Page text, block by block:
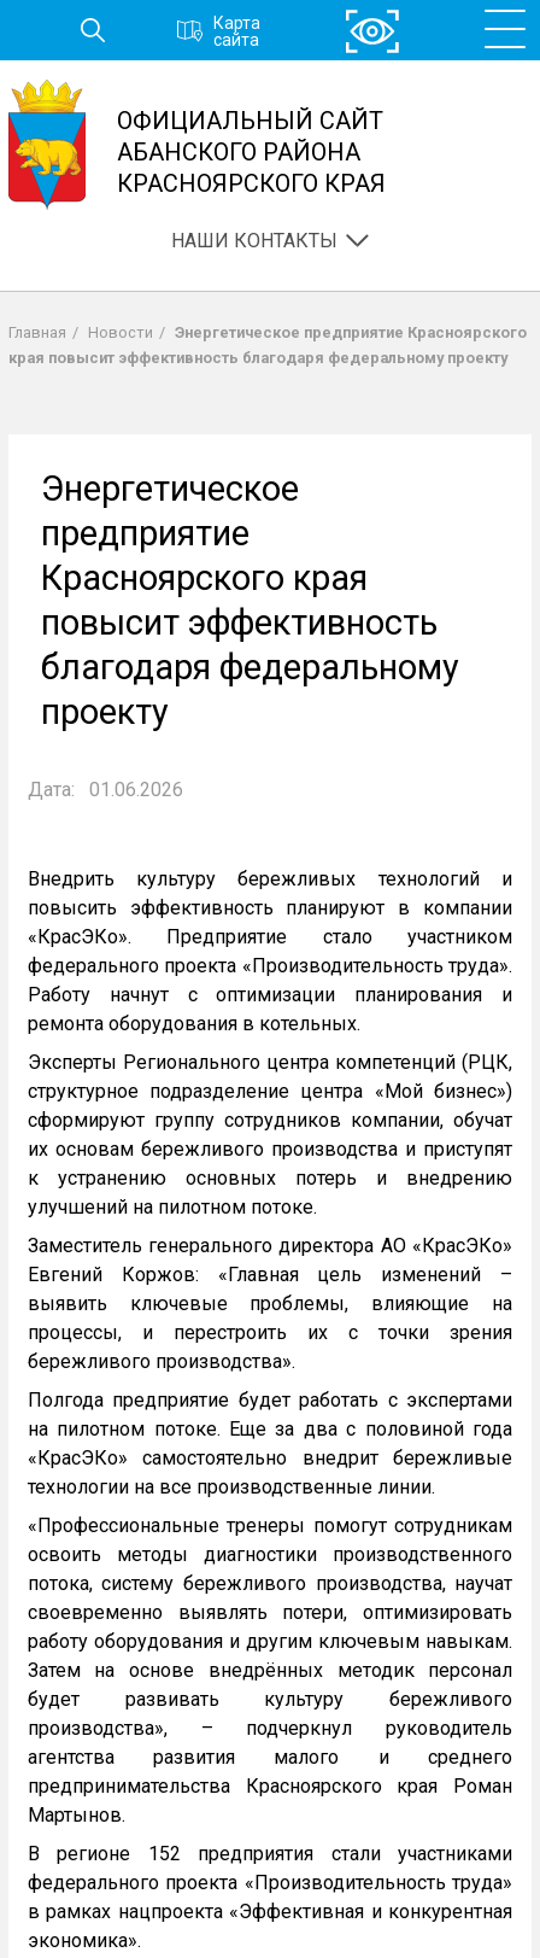
основному
содержанию
Карта
сайта
ОФИЦИАЛЬНЫЙ САЙТ
АБАНСКОГО РАЙОНА
КРАСНОЯРСКОГО КРАЯ
НАШИ КОНТАКТЫ
Строка
Главная / Новости / Энергетическое предприятие Красноярского
края повысит эффективность благодаря федеральному проекту
Энергетическое
предприятие
Красноярского края
повысит эффективность
благодаря федеральному
проекту
Дата: 01.06.2026
Внедрить культуру бережливых технологий и
повысить эффективность планируют в компании
«КрасЭКо». Предприятие стало участником
федерального проекта «Производительность труда».
Работу начнут с оптимизации планирования и
ремонта оборудования в котельных.
Эксперты Регионального центра компетенций (РЦК,
структурное подразделение центра «Мой бизнес»)
сформируют группу сотрудников компании, обучат
их основам бережливого производства и приступят
к устранению основных потерь и внедрению
улучшений на пилотном потоке.
Заместитель генерального директора АО «КрасЭКо»
Евгений Коржов: «Главная цель изменений –
выявить ключевые проблемы, влияющие на
процессы, и перестроить их с точки зрения
бережливого производства».
Полгода предприятие будет работать с экспертами
на пилотном потоке. Еще за два с половиной года
«КрасЭКо» самостоятельно внедрит бережливые
технологии на все производственные линии.
«Профессиональные тренеры помогут сотрудникам
освоить методы диагностики производственного
потока, систему бережливого производства, научат
своевременно выявлять потери, оптимизировать
работу оборудования и другим ключевым навыкам.
Затем на основе внедрённых методик персонал
будет развивать культуру бережливого
производства», – подчеркнул руководитель
агентства развития малого и среднего
предпринимательства Красноярского края Роман
Мартынов.
В регионе 152 предприятия стали участниками
федерального проекта «Производительность труда»
в рамках нацпроекта «Эффективная и конкурентная
экономика».